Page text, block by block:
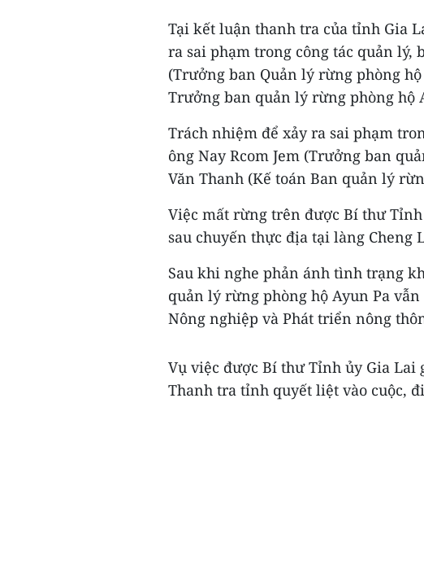
Tại kết luận thanh tra của tỉnh Gia
ra sai phạm trong công tác quản lý,
(Trưởng ban Quản lý rừng phòng
Trưởng ban quản lý rừng phòng hộ
Trách nhiệm để xảy ra sai phạm
ông Nay Rcom Jem (Trưởng ban
Văn Thanh (Kế toán Ban quản lý
Việc mất rừng trên được Bí thư
sau chuyến thực địa tại làng Cheng
Sau khi nghe phản ánh tình trạng
quản lý rừng phòng hộ Ayun Pa
Nông nghiệp và Phát triển nông
Vụ việc được Bí thư Tỉnh ủy Gia Lai
Thanh tra tỉnh quyết liệt vào cuộc,